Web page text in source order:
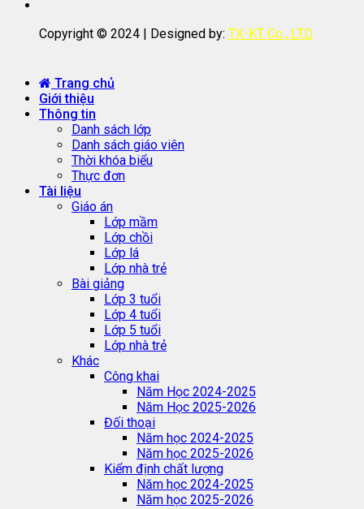
Copyright © 2024 | Designed by: TX-KT Co., LTD
Trang chủ
Giới thiệu
Thông tin
Danh sách lớp
Danh sách giáo viên
Thời khóa biểu
Thực đơn
Tài liệu
Giáo án
Lớp mầm
Lớp chồi
Lớp lá
Lớp nhà trẻ
Bài giảng
Lớp 3 tuổi
Lớp 4 tuổi
Lớp 5 tuổi
Lớp nhà trẻ
Khác
Công khai
Năm Học 2024-2025
Năm Học 2025-2026
Đối thoại
Năm học 2024-2025
Năm học 2025-2026
Kiểm định chất lượng
Năm học 2024-2025
Năm học 2025-2026